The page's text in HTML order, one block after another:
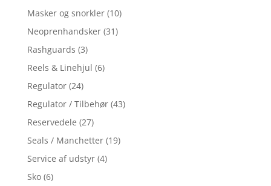
Masker og snorkler (10)
Neoprenhandsker (31)
Rashguards (3)
Reels & Linehjul (6)
Regulator (24)
Regulator / Tilbehør (43)
Reservedele (27)
Seals / Manchetter (19)
Service af udstyr (4)
Sko (6)